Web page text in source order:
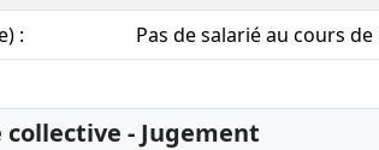
:
Pas de salarié au cours
collective - Jugement